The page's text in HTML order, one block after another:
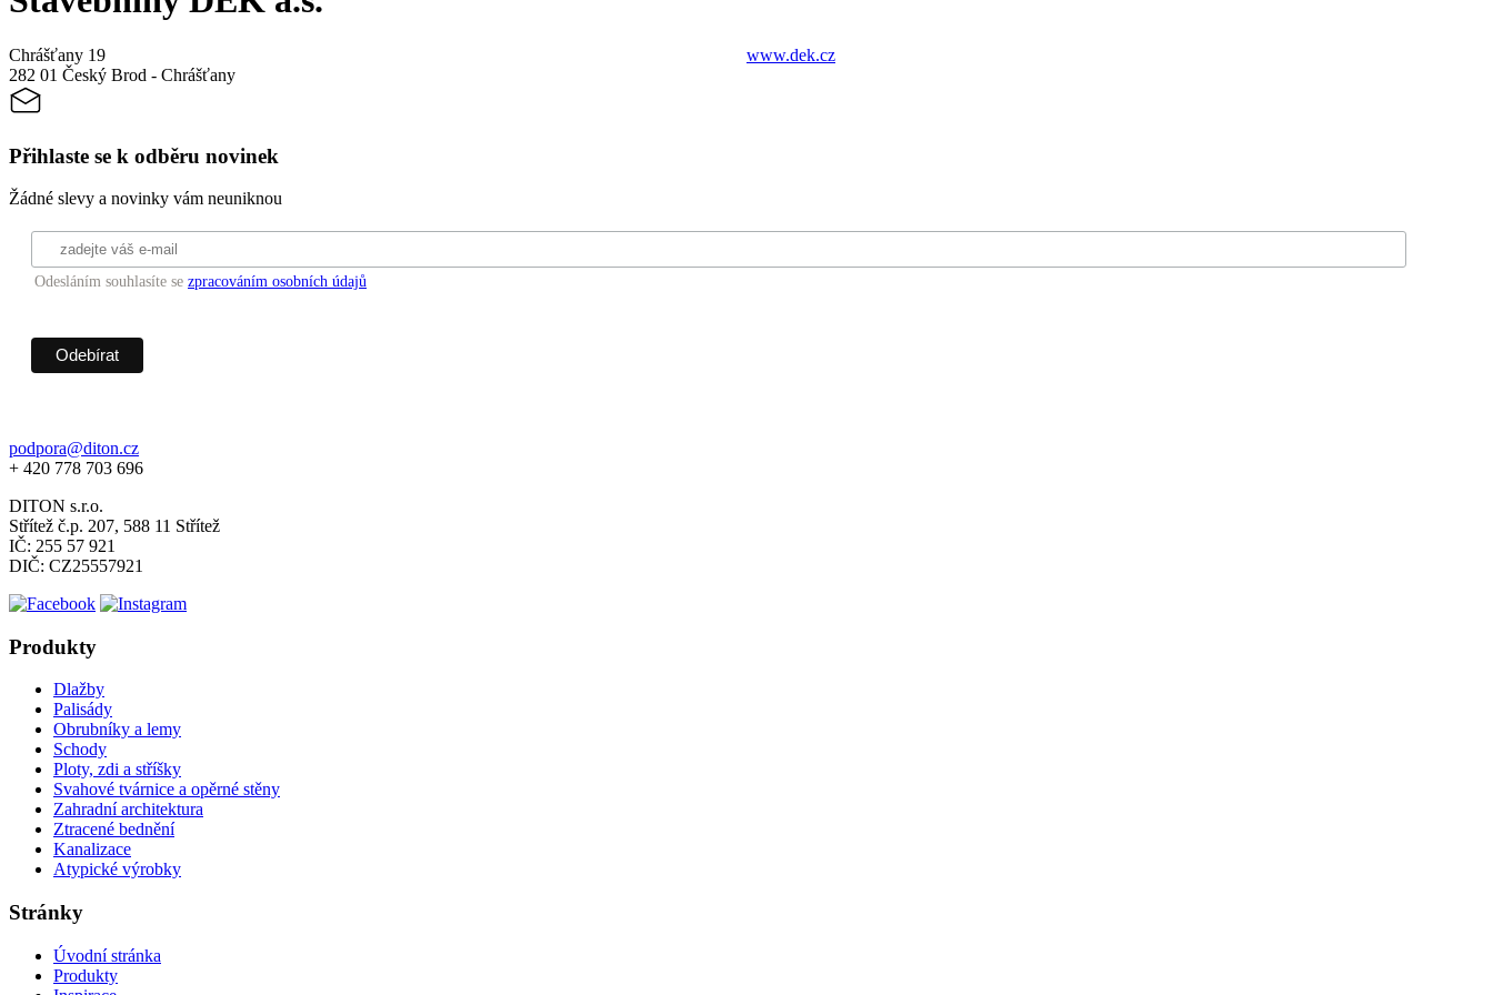
Chrášťany 19
282 01 Český Brod - Chrášťany
www.dek.cz
Přihlaste se k odběru novinek
Žádné slevy a novinky vám neuniknou
Odesláním souhlasíte se zpracováním osobních údajů
podpora@diton.cz
+ 420 778 703 696
DITON s.r.o.
Střítež č.p. 207, 588 11 Střítež
IČ: 255 57 921
DIČ: CZ25557921
Produkty
Dlažby
Palisády
Obrubníky a lemy
Schody
Ploty, zdi a stříšky
Svahové tvárnice a opěrné stěny
Zahradní architektura
Ztracené bednění
Kanalizace
Atypické výrobky
Stránky
Úvodní stránka
Produkty